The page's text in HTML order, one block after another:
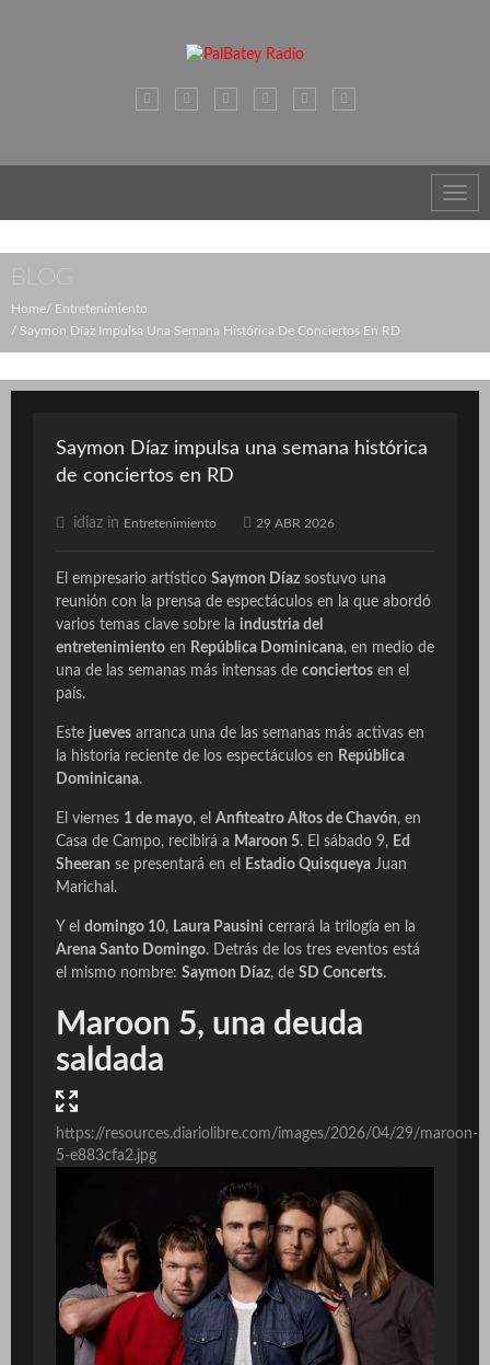
BLOG
Home
Entretenimiento
Saymon Díaz Impulsa Una Semana Histórica De Conciertos En RD
Saymon Díaz impulsa una semana histórica
de conciertos en RD
idiaz in Entretenimiento 29 ABR 2026
El empresario artístico Saymon Díaz sostuvo una
reunión con la prensa de espectáculos en la que abordó
varios temas clave sobre la industria del
entretenimiento en República Dominicana, en medio de
una de las semanas más intensas de conciertos en el
país.
Este jueves arranca una de las semanas más activas en
la historia reciente de los espectáculos en República
Dominicana.
El viernes 1 de mayo, el Anfiteatro Altos de Chavón, en
Casa de Campo, recibirá a Maroon 5. El sábado 9, Ed
Sheeran se presentará en el Estadio Quisqueya Juan
Marichal.
Y el domingo 10, Laura Pausini cerrará la trilogía en la
Arena Santo Domingo. Detrás de los tres eventos está
el mismo nombre: Saymon Díaz, de SD Concerts.
Maroon 5, una deuda
saldada
https://resources.diariolibre.com/images/2026/04/29/maroon-
5-e883cfa2.jpg